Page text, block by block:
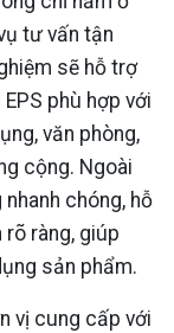
tư vấn tận
sẽ hỗ trợ
phù hợp với
văn phòng,
cộng. Ngoài
chóng, hỗ
ràng, giúp
sản phẩm.
vị cung cấp với